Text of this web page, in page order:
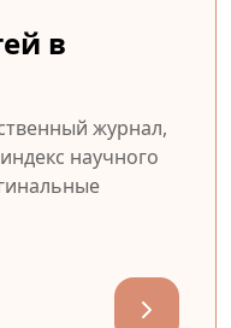
в
журнал,
научного